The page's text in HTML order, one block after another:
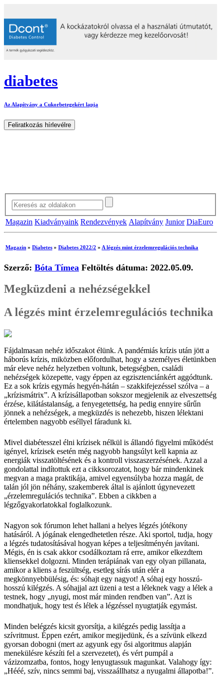
diabetes
Az Alapítvány a Cukorbetegekért lapja
Magazin Kiadványaink Rendezvények Alapítvány Junior DiaEuro
Magazin » Diabetes » Diabetes 2022/2 » A légzés mint érzelemregulációs technika
Szerző: Bóta Tímea Feltöltés dátuma: 2022.05.09.
Megküzdeni a nehézségekkel
A légzés mint érzelemregulációs technika
Fájdalmasan nehéz időszakot élünk. A pandémiás krízis után jött a
háborús krízis, miközben előfordulhat, hogy a személyes életünkben
már eleve nehéz helyzetben voltunk, betegségben, családi
nehézségek közepette, vagy éppen az egzisztenciánkért aggódtunk.
Ez a sok krízis egymás hegyén-hátán – szakkifejezéssel szólva – a
„krízismátrix”. A krízisállapotban sokszor megjelenik az elveszettség
érzése, kilátástalanság, a fenyegetettség, ha pedig ennyire sűrűn
jönnek a nehézségek, a megküzdés is nehezebb, hiszen lélektani
értelemben nagyobb eséllyel fáradunk ki.
Mivel diabétesszel élni krízisek nélkül is állandó figyelmi működést
igényel, krízisek esetén még nagyobb hangsúlyt kell kapnia az
energiák visszatöltésének és a kontroll visszaszerzésének. Azzal a
gondolattal indítottuk ezt a cikksorozatot, hogy bár mindenkinek
megvan a maga praktikája, amivel egyensúlyba hozza magát, de
talán jól jön néhány, szakemberek által is ajánlott úgynevezett
„érzelemregulációs technika”. Ebben a cikkben a
légzőgyakorlatokkal foglalkozunk.
Nagyon sok fórumon lehet hallani a helyes légzés jótékony
hatásáról. A jógának elengedhetetlen része. Aki sportol, tudja, hogy
a légzés tudatosításával hogyan képes a teljesítményén javítani.
Mégis, én is csak akkor csodálkoztam rá erre, amikor elkezdtem
kliensekkel dolgozni. Minden terápiának van egy olyan pillanata,
amikor a kliens a feszültség, esetleg sírás után elér a
megkönnyebbülésig, és: sóhajt egy nagyot! A sóhaj egy hosszú-
hosszú kilégzés. A sóhajjal azt üzeni a test a léleknek vagy a lélek a
testnek, hogy „nyugi, most már minden rendben van”. Azt is
mondhatjuk, hogy test és lélek a légzéssel nyugtatják egymást.
Minden belégzés kicsit gyorsítja, a kilégzés pedig lassítja a
szívritmust. Éppen ezért, amikor megijedünk, és a szívünk elkezd
gyorsan dobogni (mert az agyunk egy ősi algoritmus alapján
menekülésre készíti fel a szervezetet), és vért pumpál a
vázizomzatba, fontos, hogy lenyugtassuk magunkat. Valahogy így:
„Hééé, szív, nincs semmi baj, visszaállhatsz a nyugalmi állapotba!”.